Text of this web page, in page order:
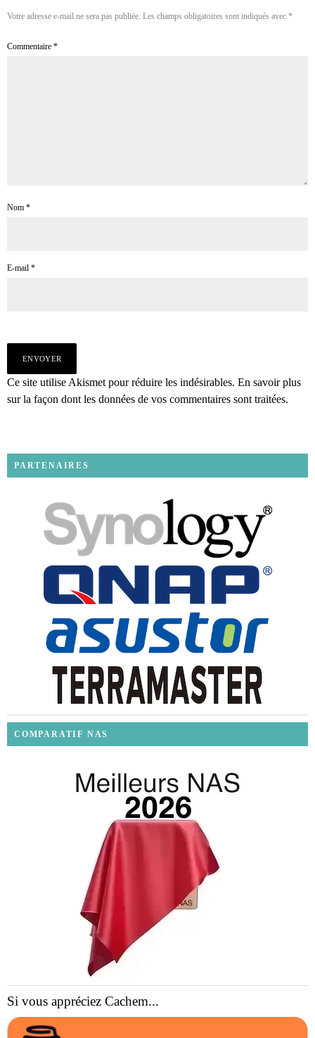
Votre adresse e-mail ne sera pas publiée. Les champs obligatoires sont indiqués avec *
Commentaire *
Nom *
E-mail *
Ce site utilise Akismet pour réduire les indésirables. En savoir plus
sur la façon dont les données de vos commentaires sont traitées.
PARTENAIRES
COMPARATIF NAS
Si vous appréciez Cachem...